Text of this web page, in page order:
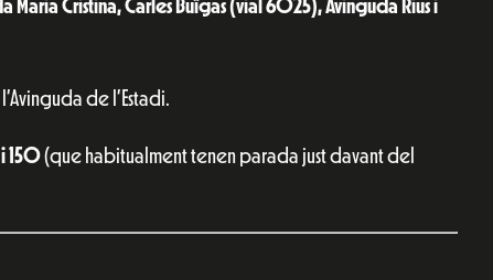
Cristina, Carles Buïgas (vial 6025), Avinguda Rius i
de l’Estadi.
i 150(que habitualment tenen parada just davant del